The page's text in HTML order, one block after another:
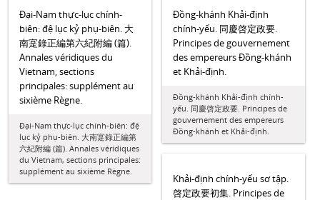
Đại-Nam thực-lục chính-
biên: đệ lục kỷ phụ-biên. 大
南寔錄正編第六紀附編 (篇).
Annales véridiques du
Vietnam, sections
principales: supplément au
sixième Règne.
Đại-Nam thực-lục chính-biên: đệ
lục kỷ phụ-biên. 大南寔錄正編第
六紀附編 (篇). Annales véridiques
du Vietnam, sections principales:
supplément au sixième Règne.
Đồng-khánh Khải-định
chính-yếu. 同慶啓定政要.
Principes de gouvernement
des empereurs Đồng-khánh
et Khải-định.
Đồng-khánh Khải-định chính-
yếu. 同慶啓定政要. Principes de
gouvernement des empereurs
Đồng-khánh et Khải-định.
Khải-định chính-yếu sơ tập.
啓定政要初集. Principes de